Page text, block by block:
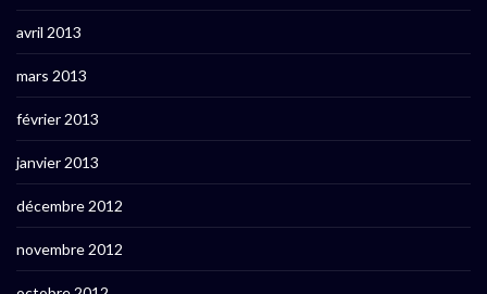
avril 2013
mars 2013
février 2013
janvier 2013
décembre 2012
novembre 2012